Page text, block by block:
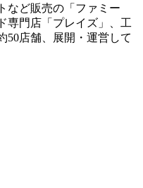
など販売の「ファミー
専門店「プレイズ」、工
50店舗、展開・運営して